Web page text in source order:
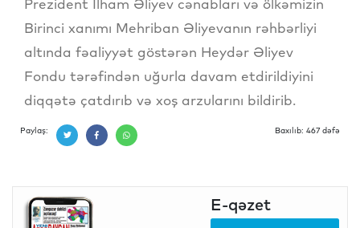
Birinci xanımı Mehriban Əliyevanın rəhbərliyi
altında fəaliyyət göstərən Heydər Əliyev
Fondu tərəfindən uğurla davam etdirildiyini
diqqətə çatdırıb və xoş arzularını bildirib.
Paylaş: Baxılıb: 467 dəfə
E-qəzet